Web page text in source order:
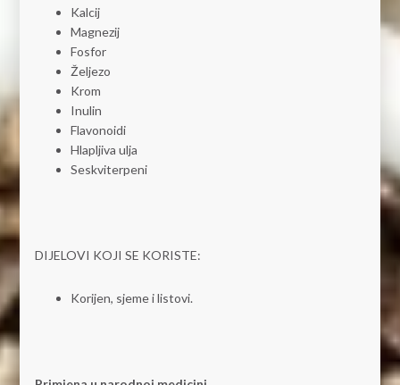
Kalcij
Magnezij
Fosfor
Željezo
Krom
Inulin
Flavonoidi
Hlapljiva ulja
Seskviterpeni
DIJELOVI KOJI SE KORISTE:
Korijen, sjeme i listovi.